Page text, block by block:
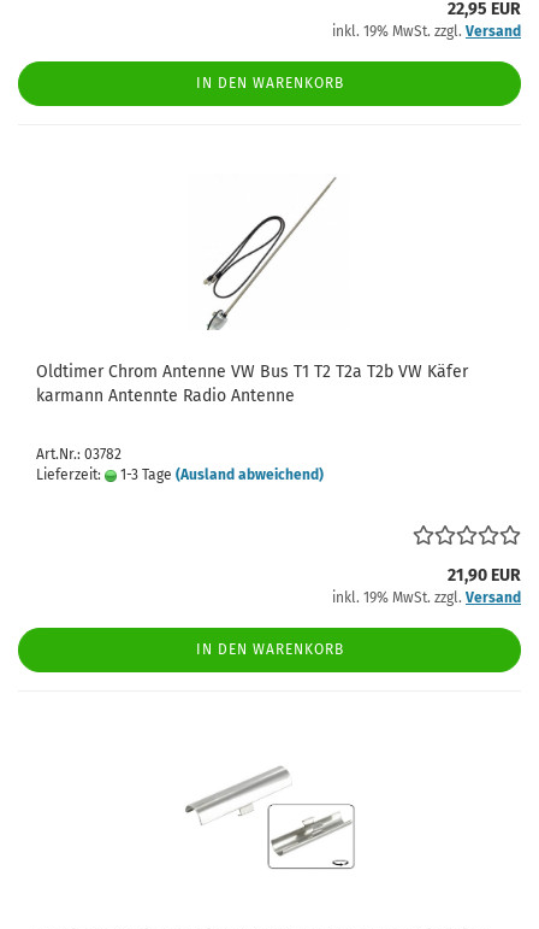
22,95 EUR
inkl. 19% MwSt. zzgl. Versand
IN DEN WARENKORB
Oldtimer Chrom Antenne VW Bus T1 T2 T2a T2b VW Käfer
karmann Antennte Radio Antenne
Art.Nr.: 03782
Lieferzeit:
1-3 Tage (Ausland abweichend)
21,90 EUR
inkl. 19% MwSt. zzgl. Versand
IN DEN WARENKORB